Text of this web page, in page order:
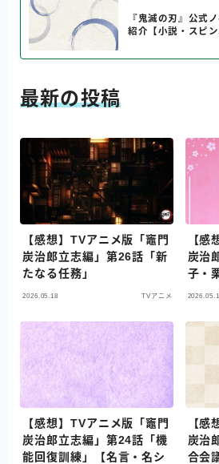
『鬼滅の刃』公式
紹介【小説・スピン
最新の投稿
【感想】TVアニメ版「竈門
炭治郎立志編」第26話「新
たなる任務」
2026.05.18 TVアニメ
【感
炭治
子・
【感想】TVアニメ版「竈門
炭治郎立志編」第24話「機
能回復訓練」【名言・名シ
【感
炭治
合会